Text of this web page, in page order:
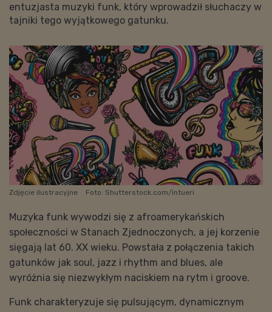
entuzjasta muzyki funk, który wprowadził słuchaczy w
tajniki tego wyjątkowego gatunku.
Zdjęcie ilustracyjne Foto: Shutterstock.com/intueri
Muzyka funk wywodzi się z afroamerykańskich
społeczności w Stanach Zjednoczonych, a jej korzenie
sięgają lat 60. XX wieku. Powstała z połączenia takich
gatunków jak soul, jazz i rhythm and blues, ale
wyróżnia się niezwykłym naciskiem na rytm i groove.
Funk charakteryzuje się pulsującym, dynamicznym